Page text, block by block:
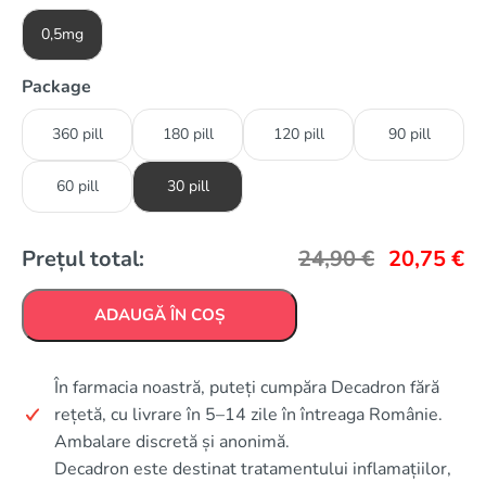
0,5mg
Package
360 pill 180 pill 120 pill 90 pill
60 pill 30 pill
Prețul total: 24,90€ 20,75€
ADAUGĂ ÎN COȘ
În farmacia noastră, puteți cumpăra Decadron fără
rețetă, cu livrare în 5–14 zile în întreaga Românie.
Ambalare discretă și anonimă.
Decadron este destinat tratamentului inflamațiilor,